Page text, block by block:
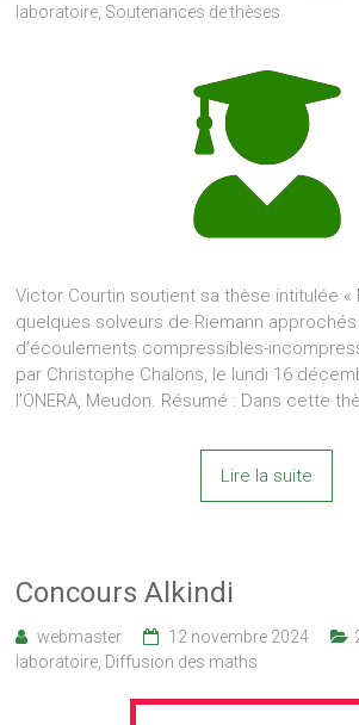
laboratoire Soutenances de thèses
Victor Courtin soutient sa thèse intitulée «
quelques solveurs de Riemann
d’écoulements compressibles-
par Christophe Chalons, le lundi 16
l’ONERA, Meudon. Résumé : Dans cette
Lire la suite
Concours Alkindi
webmaster 12 novembre 2024
laboratoire Diffusion des maths